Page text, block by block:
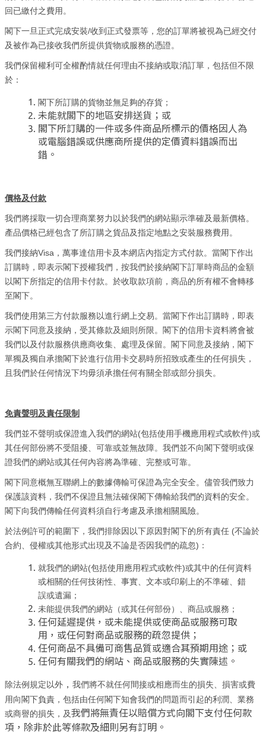
回已繳付之費用。
閣下一旦正式完成安裝/收到正式發票等，您的訂單將被視為已經交付
及被作為已接收我們所提供貨物或服務的憑證。
我們保留權利可全權酌情就任何理由不接納或取消訂單，包括但不限
於：
閣下所訂購的貨物並無足夠的存貨；
未能就閣下的地區安排送貨；或
閣下所訂購的一件或多件商品所標示的價格因人為
或電腦錯誤或供應商所提供的定價資料錯誤而出
錯。
價格及付款
我們將採取一切合理商業努力以於我們的網站顯示準確及最新價格。
產品價格已經包含了所訂購之貨品及指定地點之安裝服務費用。
我們接納Visa ，萬事達信用卡及本網店內指定方式付款。當閣下作出
訂購時，即表示閣下授權我們，按我們於接納閣下訂單時商品的金額
以閣下所指定的信用卡付款。於收取款項前，商品的所有權不會轉移
至閣下。
我們使用第三方付款服務以進行網上交易。當閣下作出訂購時，即表
示閣下同意及接納，受其條款及細則所限。閣下的信用卡資料將會被
我們以及付款服務供應商收集、處理及保留。閣下同意及接納，閣下
單獨及獨自承擔閣下於進行信用卡交易時所招致或產生的任何損失，
且我們於任何情況下均毋須承擔任何有關全部或部分損失。
免責聲明及責任限制
我們並不聲明或保證進入我們的網站(包括使用手機應用程式或軟件)或
其任何部份將不受阻擾、可靠或並無故障。我們並不向閣下聲明或保
證我們的網站或其任何內容將為準確、完整或可靠。
閣下同意概無互聯網上的數據傳輸可保證為完全安全。儘管我們致力
保護該資料，我們不保證且無法確保閣下傳輸給我們的資料的安全。
閣下向我們傳輸任何資料須自行考慮及承擔相關風險。
於法例許可的範圍下，我們排除因以下原因對閣下的所有責任 (不論於
合約、侵權或其他形式出現及不論是否因我們的疏忽) ：
就我們的網站(包括使用應用程式或軟件)或其中的任何資料
或相關的任何技術性、事實、文本或印刷上的不準確、錯
誤或遺漏；
未能提供我們的網站（或其任何部份）、商品或服務；
任何延遲提供，或未能提供或使商品或服務可取
用，或任何對商品或服務的疏忽提供；
任何商品不具備可商售品質或適合其預期用途；或
任何有關我們的網站、商品或服務的失實陳述。
除法例規定以外 ， 我們將不就任何間接或相應而生的損失、損害或費
用向閣下負責，包括由任何閣下知會我們的問題而引起的利潤、業務
或商譽的損失，及我們將無責任以賠償方式向閣下支付任何款
項，除非於此等條款及細則另有訂明。